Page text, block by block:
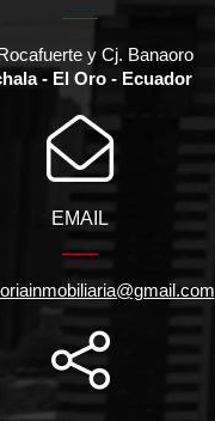
y Cj. Banaoro
- El Oro - Ecuador
EMAIL